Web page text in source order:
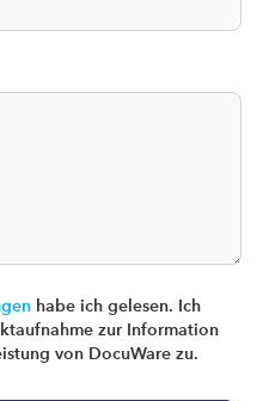
habe ich gelesen. Ich
zur Information
von DocuWare zu.